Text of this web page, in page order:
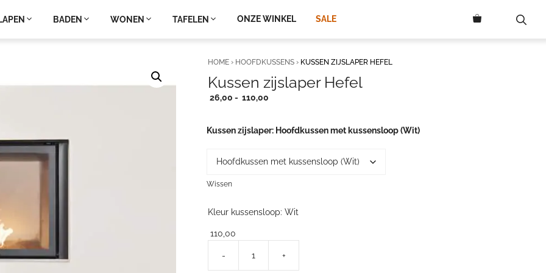
BADEN WONEN TAFELEN ONZE WINKEL SALE
HOME › HOOFDKUSSENS › KUSSEN ZIJSLAPER HEFEL
Kussen zijslaper Hefel
26,00 - 110,00
110,00
Kussen zijslaper Hoofdkussen met kussensloop (Wit)
Wissen
Kleur kussensloop: Wit
110,00
- +